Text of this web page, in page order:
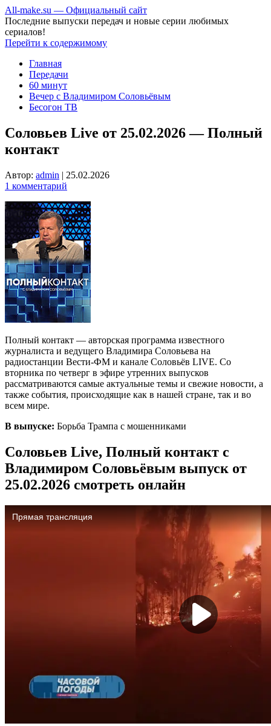
All-make.su — Официальный сайт
Последние выпуски передач и новые серии любимых
сериалов!
Перейти к содержимому
Главная
Передачи
60 минут
Вечер с Владимиром Соловьёвым
Бесогон ТВ
Соловьев Live от 25.02.2026 — Полный
контакт
Автор: admin | 25.02.2026
1 комментарий
Полный контакт — авторская программа известного
журналиста и ведущего Владимира Соловьева на
радиостанции Вести-ФМ и канале Соловьёв LIVE. Со
вторника по четверг в эфире утренних выпусков
рассматриваются самые актуальные темы и свежие новости, а
также события, происходящие как в нашей стране, так и во
всем мире.
В выпуске: Борьба Трампа с мошенниками
Соловьев Live, Полный контакт с
Владимиром Соловьёвым выпуск от
25.02.2026 смотреть онлайн